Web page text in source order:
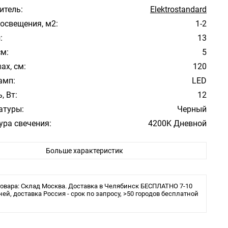
Elektrostandard
м2:
1-2
13
5
см:
120
LED
Вт:
12
Черный
свечения:
4200K Дневной
Большой зал, Гостиная, Кухня, Спальня
Трековая/шинная/струнная система
Больше характеристик
Склад Москва. Доставка в Челябинск БЕСПЛАТНО 7-10
доставка Россия - срок по запросу, >50 городов бесплатной